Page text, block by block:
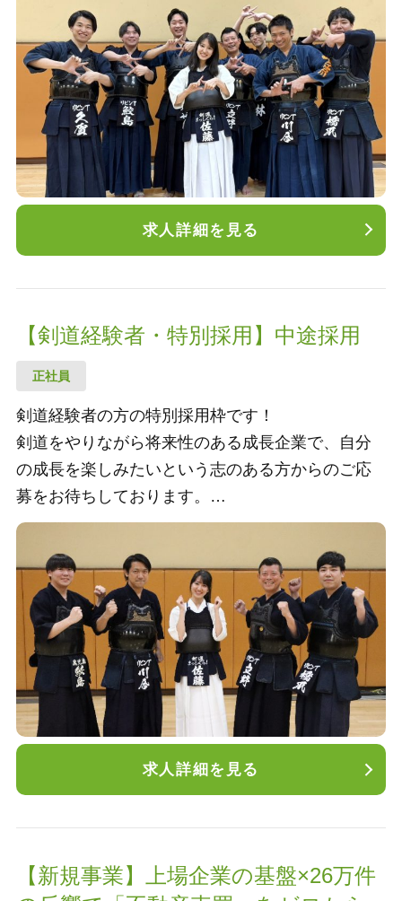
給与：月給300,000円～（通信手当含む）賞与年2
回、昇給年2回
諸手当：交通費全額支給、役職手当、資格手当、
家族手当、通信手当
求人詳細を見る
【剣道経験者・特別採用】中途採用
正社員
剣道経験者の方の特別採用枠です！
剣道をやりながら将来性のある成長企業で、自分
の成長を楽しみたいという志のある方からのご応
募をお待ちしております。
給与：年収495万円～ 賞与年2回、昇給年2回
諸手当：交通費全額支給、役職手当、資格手当、
家族手当、通信手当
求人詳細を見る
【新規事業】上場企業の基盤×26万件